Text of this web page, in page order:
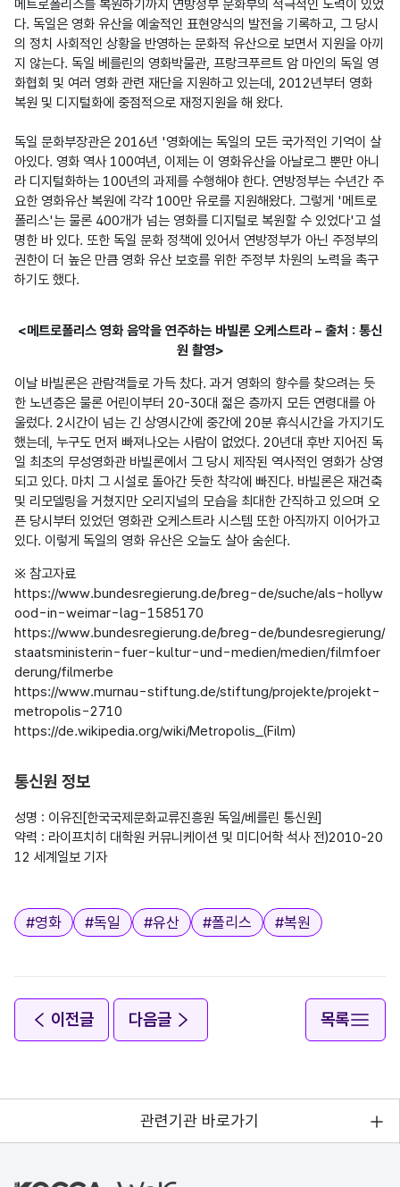
메트로폴리스를 복원하기까지 연방정부 문화부의 적극적인 노력이 있었
다. 독일은 영화 유산을 예술적인 표현양식의 발전을 기록하고, 그 당시
의 정치 사회적인 상황을 반영하는 문화적 유산으로 보면서 지원을 아끼
지 않는다. 독일 베를린의 영화박물관, 프랑크푸르트 암 마인의 독일 영
화협회 및 여러 영화 관련 재단을 지원하고 있는데, 2012년부터 영화
복원 및 디지털화에 중점적으로 재정지원을 해 왔다.
독일 문화부장관은 2016년 '영화에는 독일의 모든 국가적인 기억이 살
아있다. 영화 역사 100여년, 이제는 이 영화유산을 아날로그 뿐만 아니
라 디지털화하는 100년의 과제를 수행해야 한다. 연방정부는 수년간 주
요한 영화유산 복원에 각각 100만 유로를 지원해왔다. 그렇게 '메트로
폴리스'는 물론 400개가 넘는 영화를 디지털로 복원할 수 있었다'고 설
명한 바 있다. 또한 독일 문화 정책에 있어서 연방정부가 아닌 주정부의
권한이 더 높은 만큼 영화 유산 보호를 위한 주정부 차원의 노력을 촉구
하기도 했다.
<메트로폴리스 영화 음악을 연주하는 바빌론 오케스트라 – 출처 : 통신
원 촬영>
이날 바빌론은 관람객들로 가득 찼다. 과거 영화의 향수를 찾으려는 듯
한 노년층은 물론 어린이부터 20-30대 젊은 층까지 모든 연령대를 아
울렀다. 2시간이 넘는 긴 상영시간에 중간에 20분 휴식시간을 가지기도
했는데, 누구도 먼저 빠져나오는 사람이 없었다. 20년대 후반 지어진 독
일 최초의 무성영화관 바빌론에서 그 당시 제작된 역사적인 영화가 상영
되고 있다. 마치 그 시설로 돌아간 듯한 착각에 빠진다. 바빌론은 재건축
및 리모델링을 거쳤지만 오리지널의 모습을 최대한 간직하고 있으며 오
픈 당시부터 있었던 영화관 오케스트라 시스템 또한 아직까지 이어가고
있다. 이렇게 독일의 영화 유산은 오늘도 살아 숨쉰다.
※ 참고자료
https://www.bundesregierung.de/breg-de/suche/als-hollyw
ood-in-weimar-lag-1585170
https://www.bundesregierung.de/breg-de/bundesregierung/
staatsministerin-fuer-kultur-und-medien/medien/filmfoer
derung/filmerbe
https://www.murnau-stiftung.de/stiftung/projekte/projekt-
metropolis-2710
https://de.wikipedia.org/wiki/Metropolis_(Film)
통신원 정보
성명 : 이유진[한국국제문화교류진흥원 독일/베를린 통신원]
약력 : 라이프치히 대학원 커뮤니케이션 및 미디어학 석사 전)2010-20
12 세계일보 기자
태그
#영화 #독일 #유산 #폴리스 #복원
이전글 다음글 목록
관련기관 바로가기